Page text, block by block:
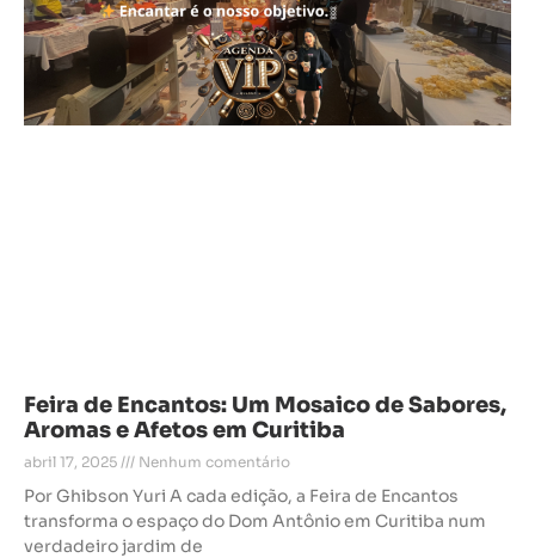
Feira de Encantos: Um Mosaico de Sabores,
Aromas e Afetos em Curitiba
abril 17, 2025 Nenhum comentário
Por Ghibson Yuri A cada edição, a Feira de Encantos
transforma o espaço do Dom Antônio em Curitiba num
verdadeiro jardim de